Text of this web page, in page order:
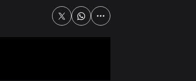
Enerjide savaş